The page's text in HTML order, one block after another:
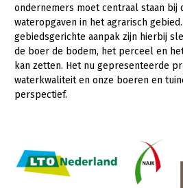
ondernemers moet centraal staan bij
wateropgaven in het agrarisch
gebiedsgerichte aanpak zijn hierbij
de boer de bodem, het perceel en
kan zetten. Het nu gepresenteerde
waterkwaliteit en onze boeren en
perspectief.